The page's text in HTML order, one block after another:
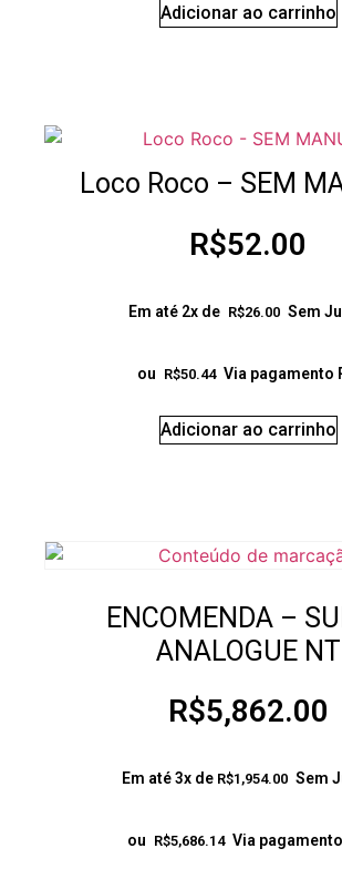
Adicionar ao carrinho
Loco Roco – SEM
R$52.00
Em até 2x de R$26.00 Sem
ou R$50.44 Via pagamento
Adicionar ao carrinho
ENCOMENDA –
ANALOGUE NT
R$5,862.00
Em até 3x de R$1,954.00 Sem
ou R$5,686.14 Via